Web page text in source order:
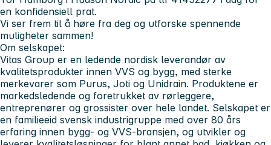
en konfidensiell prat.
Vi ser frem til å høre fra deg og utforske spennende
muligheter sammen!
Om selskapet:
Vitas Group er en ledende nordisk leverandør av
kvalitetsprodukter innen VVS og bygg, med sterke
merkevarer som Purus, Joti og Unidrain. Produktene er
markedsledende og foretrukket av rørleggere,
entreprenører og grossister over hele landet. Selskapet er
en familieeid svensk industrigruppe med over 80 års
erfaring innen bygg- og VVS-bransjen, og utvikler og